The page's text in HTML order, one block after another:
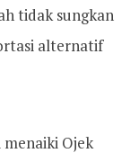
tidak sungkan
alternatif
Ojek